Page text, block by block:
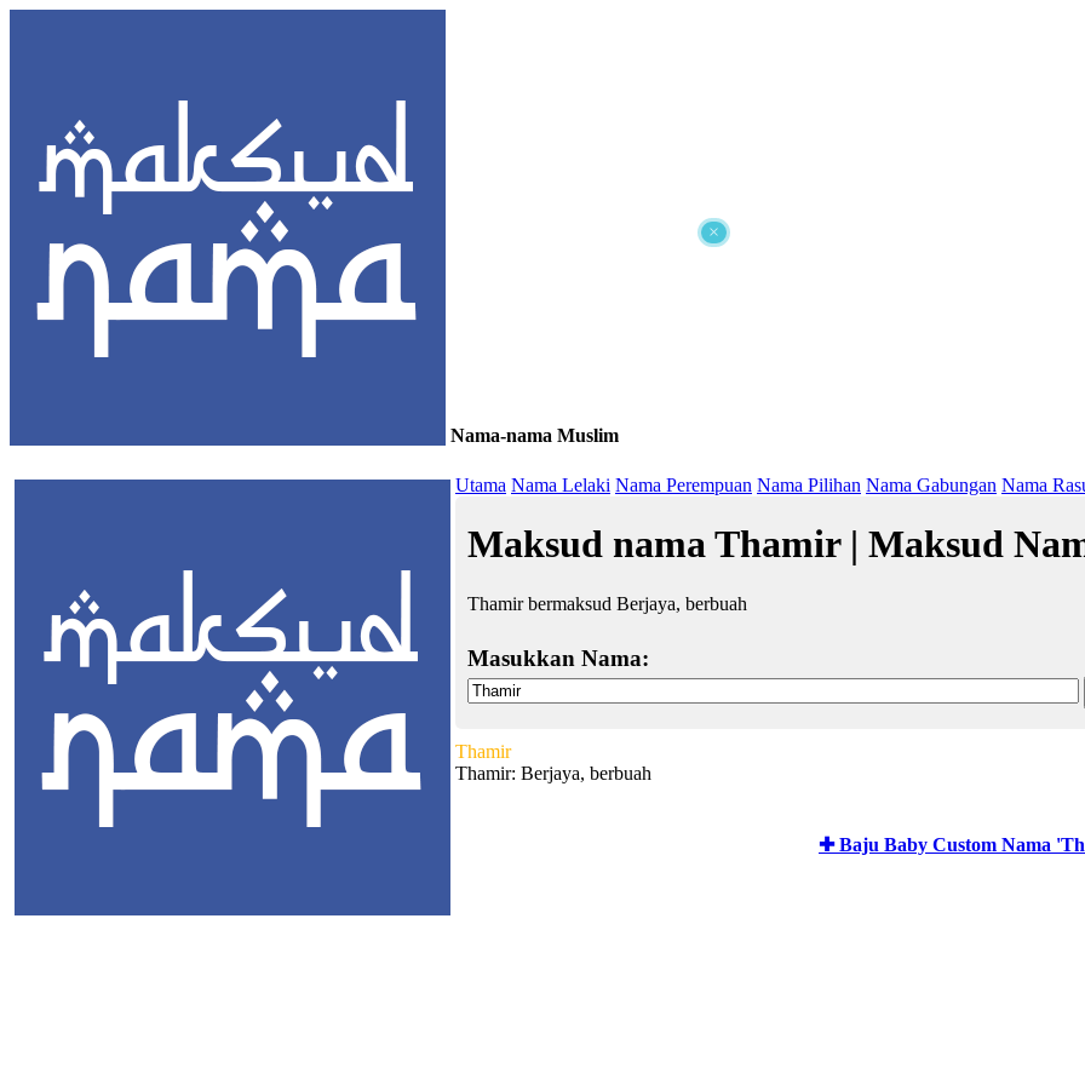
×
Nama-nama Muslim
Utama Nama Lelaki Nama Perempuan Nama Pilihan Nama Gabungan Nama
Maksud nama Thamir | Maksud
Thamir bermaksud Berjaya, berbuah
Masukkan Nama:
Thamir
Thamir: Berjaya, berbuah
✚ Baju Baby Custom Nama